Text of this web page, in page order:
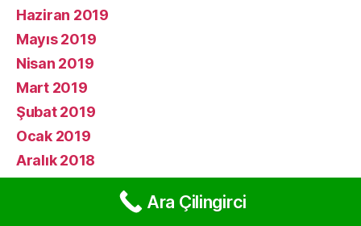
Haziran 2019
Mayıs 2019
Nisan 2019
Mart 2019
Şubat 2019
Ocak 2019
Aralık 2018
Ara Çilingirci